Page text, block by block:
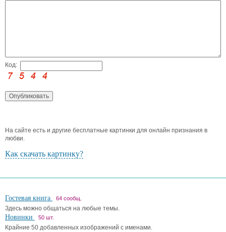
Код:
На сайте есть и другие бесплатные картинки для онлайн признания в
любви.
Как скачать картинку?
Гостевая книга 64 сообщ.
Здесь можно общаться на любые темы.
Новинки 50 шт.
Крайние 50 добавленных изображений с именами.